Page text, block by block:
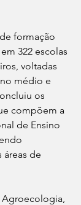
formação
322 escolas
voltadas
médio e
os
compõem a
de Ensino
áreas de